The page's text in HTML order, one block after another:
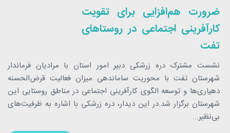
ضرورت هم‌افزایی برای تقویت
کارآفرینی اجتماعی در روستاهای
تفت
نشست مشترک دره زرشکی دبیر امور استان با مرادیان فرماندار
شهرستان تفت با محوریت ساماندهی میزان فعالیت قرض‌الحسنه
دهیاری‌ها و توسعه الگوی کارآفرینی اجتماعی در مناطق روستایی این
شهرستان برگزار شد.در این دیدار، دره زرشکی با اشاره به ظرفیت‌های
بی‌نظیر...